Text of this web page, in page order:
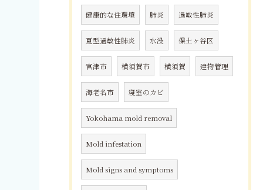
健康的な住環境 肺炎 過敏性肺炎
夏型過敏性肺炎 水没 保土ヶ谷区
宮津市 横須賀市 横須賀 建物管理
海老名市 寝室のカビ
Yokohama mold removal
Mold infestation
Mold signs and symptoms